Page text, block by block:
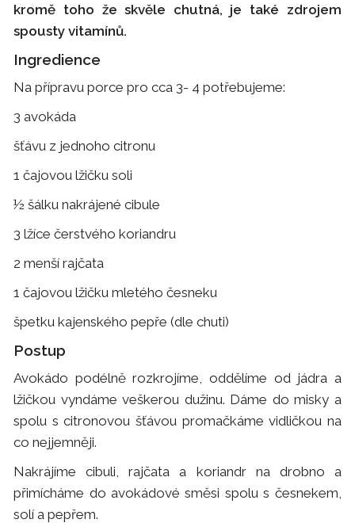
kromě toho že skvěle chutná, je také zdrojem
spousty vitamínů.
Ingredience
Na přípravu porce pro cca 3- 4 potřebujeme:
3 avokáda
šťávu z jednoho citronu
1 čajovou lžičku soli
½ šálku nakrájené cibule
3 lžíce čerstvého koriandru
2 menší rajčata
1 čajovou lžičku mletého česneku
špetku kajenského pepře (dle chuti)
Postup
Avokádo podélně rozkrojíme, oddělíme od jádra a
lžičkou vyndáme veškerou dužinu. Dáme do misky a
spolu s citronovou šťávou promačkáme vidličkou na
co nejjemněji.
Nakrájíme cibuli, rajčata a koriandr na drobno a
přimícháme do avokádové směsi spolu s česnekem,
solí a pepřem.